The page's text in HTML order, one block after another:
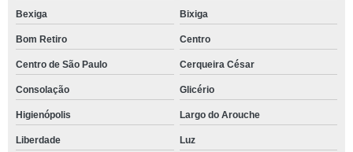
Bexiga Bixiga
Bom Retiro Centro
Centro de São Paulo Cerqueira César
Consolação Glicério
Higienópolis Largo do Arouche
Liberdade Luz